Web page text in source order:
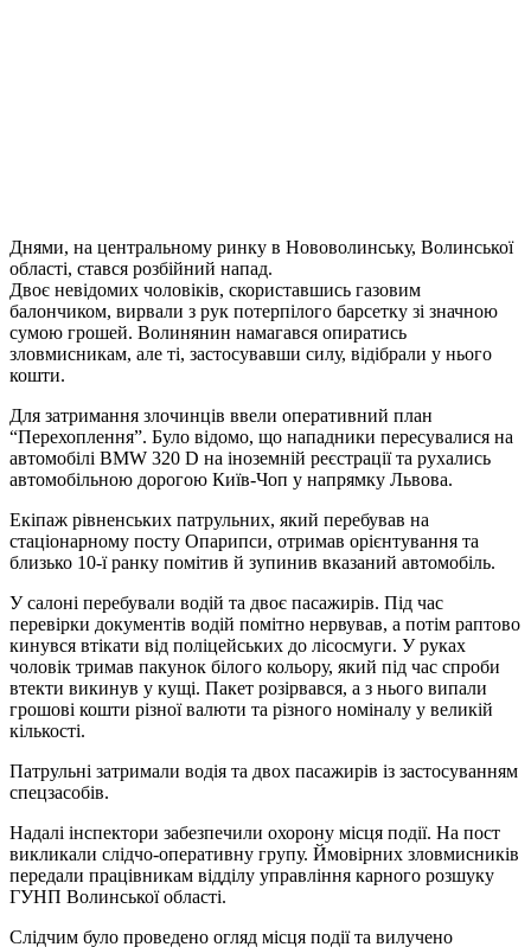
Днями, на центральному ринку в Нововолинську, Волинської
області, стався розбійний напад.
Двоє невідомих чоловіків, скориставшись газовим
балончиком, вирвали з рук потерпілого барсетку зі значною
сумою грошей. Волинянин намагався опиратись
зловмисникам, але ті, застосувавши силу, відібрали у нього
кошти.
Для затримання злочинців ввели оперативний план
“Перехоплення”. Було відомо, що нападники пересувалися на
автомобілі BMW 320 D на іноземній реєстрації та рухались
автомобільною дорогою Київ-Чоп у напрямку Львова.
Екіпаж рівненських патрульних, який перебував на
стаціонарному посту Опарипси, отримав орієнтування та
близько 10-ї ранку помітив й зупинив вказаний автомобіль.
У салоні перебували водій та двоє пасажирів. Під час
перевірки документів водій помітно нервував, а потім раптово
кинувся втікати від поліцейських до лісосмуги. У руках
чоловік тримав пакунок білого кольору, який під час спроби
втекти викинув у кущі. Пакет розірвався, а з нього випали
грошові кошти різної валюти та різного номіналу у великій
кількості.
Патрульні затримали водія та двох пасажирів із застосуванням
спецзасобів.
Надалі інспектори забезпечили охорону місця події. На пост
викликали слідчо-оперативну групу. Ймовірних зловмисників
передали працівникам відділу управління карного розшуку
ГУНП Волинської області.
Слідчим було проведено огляд місця події та вилучено